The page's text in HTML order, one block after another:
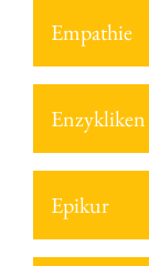
Empathie
Enzykliken
Epikur